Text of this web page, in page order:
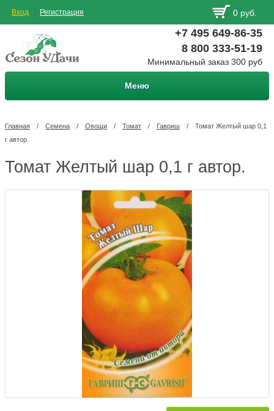
Вход Регистрация 0 руб.
+7 495 649-86-35
8 800 333-51-19
Минимальный заказ 300 руб
Меню
Главная / Семена / Овощи / Томат / Гавриш /
Томат Желтый шар 0,1
г автор.
Томат Желтый шар 0,1 г автор.